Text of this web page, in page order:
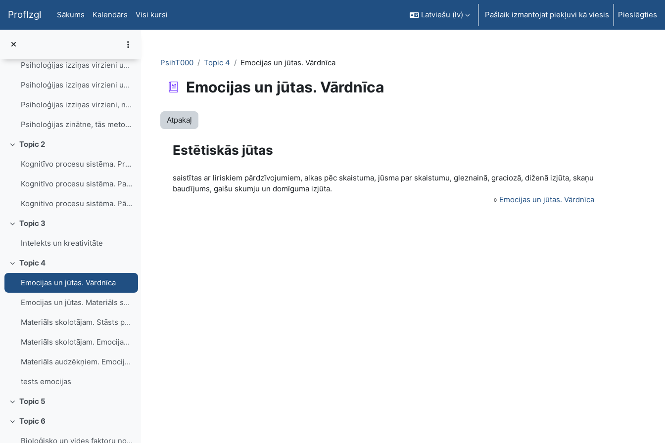
ProfIzgl Sākums Kalendārs Visi kursi Latviešu ‎(lv)‎ Pašlaik izmantojat piekļuvi kā viesis Pieslēgties
Psiholoģijas zinātne, tās metodes - tests
Psiholoģijas izziņas virzieni un praktiskais pielietojums - prezentācija audzēkņiem
Psiholoģijas izziņas virzieni un praktiskais pielietojums - materiāls skolotājiem
Psiholoģijas izziņas virzieni, nozares un praktiskais pielietojums - tests
Psiholoģijas zinātne, tās metodes, izziņas virzieni, nozares un praktiskais pielietojums - vārdnīca
Savērst
Topic 2
Kognitīvo procesu sistēma. Prezentācija audzēkņiem.
Kognitīvo procesu sistēma. Palīgmateriāls skolotājam.Uzdevumi. Vārdnīca.
Kognitīvo procesu sistēma. Pārbaudes jautājumi.
Savērst
Topic 3
Intelekts un kreativitāte
Savērst
Topic 4
Emocijas un jūtas. Vārdnīca
Emocijas un jūtas. Materiāls skolotājam. Praktiski uzdevumi
Materiāls skolotājam. Stāsts par skumjo bēdu
Materiāls skolotājam. Emocijas un jūtas. Garastāvoklis un stress
Materiāls audzēkņiem. Emocijas un jūtas. Garastāvoklis un stress
tests emocijas
Savērst
Topic 5
Savērst
Topic 6
Bioloģisko un vides faktoru nozīme indivīda attīstībā - prezentācija audzēkņiem
PsihT000 Topic 4 Emocijas un jūtas. Vārdnīca
Emocijas un jūtas. Vārdnīca
Atpakaļ
Estētiskās jūtas
saistītas ar liriskiem pārdzīvojumiem, alkas pēc skaistuma, jūsma par skaistumu, gleznainā, graciozā, diženā izjūta, skaņu
baudījums, gaišu skumju un domīguma izjūta.
» Emocijas un jūtas. Vārdnīca